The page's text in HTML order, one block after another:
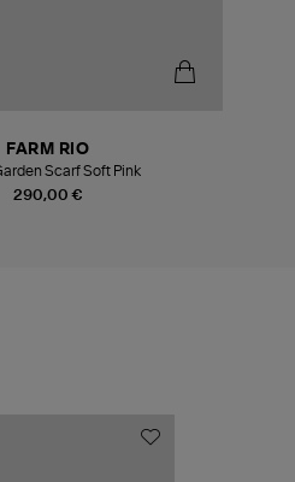
290,00 €
FARM RIO
Scarf Soft Pink